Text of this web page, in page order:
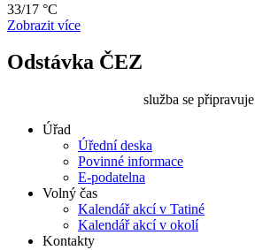
33/17 °C
Zobrazit více
Odstávka ČEZ
služba se připravuje
Úřad
Úřední deska
Povinné informace
E-podatelna
Volný čas
Kalendář akcí v Tatiné
Kalendář akcí v okolí
Kontakty